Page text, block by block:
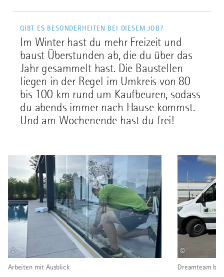
GIBT ES BESONDERHEITEN BEI DIESEM JOB?
Im Winter hast du mehr Freizeit und
baust Überstunden ab, die du über das
Jahr gesammelt hast. Die Baustellen
liegen in der Regel im Umkreis von 80
bis 100 km rund um Kaufbeuren, sodass
du abends immer nach Hause kommst.
Und am Wochenende hast du frei!
©
Arbeiten mit Ausblick
©
Dreamteam bei